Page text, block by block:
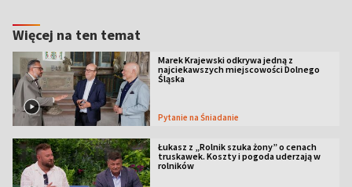
Więcej na ten temat
Marek Krajewski odkrywa jedną z
najciekawszych miejscowości Dolnego
Śląska
Pytanie na Śniadanie
Łukasz z „Rolnik szuka żony” o cenach
truskawek. Koszty i pogoda uderzają w
rolników